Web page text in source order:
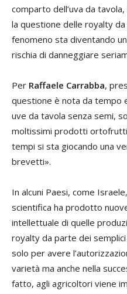
comparto dell’uva da
la questione delle royalty
fenomeno sta diventando
rischia di danneggiare
Per Raffaele Carrabba,
questione è nota da tempo
uve da tavola senza semi,
moltissimi prodotti
tempi si sta giocando una
brevetti».
In alcuni Paesi, come
scientifica ha prodotto
intellettuale di quelle
royalty da parte dei
solo per avere
varietà ma anche nella
fatto, agli agricoltori viene